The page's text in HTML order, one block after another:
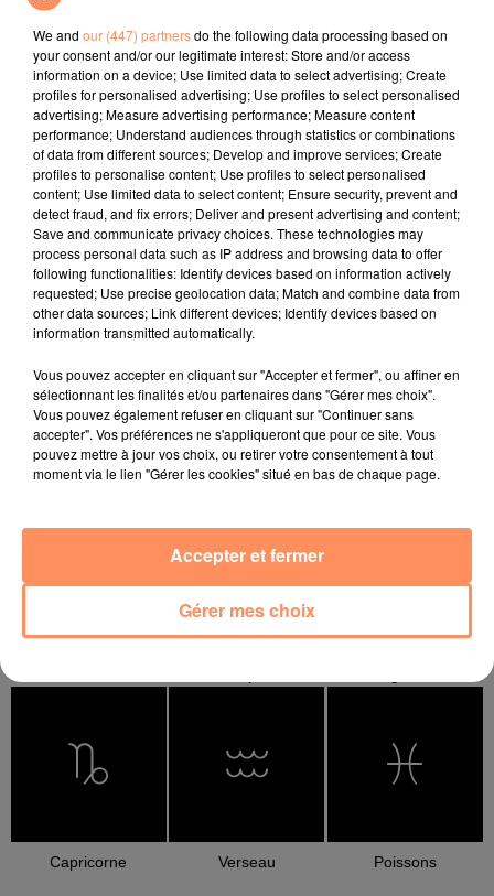
l'horoscope
Bélier Taureau Gémeaux
Vierge
Capricorne Verseau Poissons
We and our (447) partnersdo the following data processing based on
your consent and/or our legitimate interest: Store and/or access
information on a device; Use limited data to select advertising; Create
profiles for personalised advertising; Use profiles to select personalised
advertising; Measure advertising performance; Measure content
performance; Understand audiences through statistics or combinations
of data from different sources; Develop and improve services; Create
profiles to personalise content; Use profiles to select personalised
content; Use limited data to select content; Ensure security, prevent and
detect fraud, and fix errors; Deliver and present advertising and content;
Save and communicate privacy choices. These technologies may
process personal data such as IP address and browsing data to offer
following functionalities: Identify devices based on information actively
requested; Use precise geolocation data; Match and combine data from
other data sources; Link different devices; Identify devices based on
information transmitted automatically.
Vous pouvez accepter en cliquant sur "Accepter et fermer", ou affiner en
sélectionnant les finalités et/ou partenaires dans "Gérer mes choix".
Vous pouvez également refuser en cliquant sur "Continuer sans
accepter". Vos préférences ne s'appliqueront que pour ce site. Vous
pouvez mettre à jour vos choix, ou retirer votre consentement à tout
moment via le lien "Gérer les cookies" situé en bas de chaque page.
Gérer mes choix
Accepter et fermer